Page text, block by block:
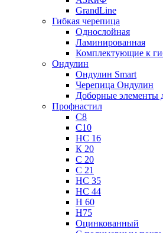
GrandLine
Гибкая черепица
Однослойная
Ламинированная
Комплектующие к
Ондулин
Ондулин Smart
Черепица Ондулин
Доборные элементы
Профнастил
С8
С10
НС 16
К 20
С 20
С 21
НС 35
НС 44
Н 60
Н75
Оцинкованный